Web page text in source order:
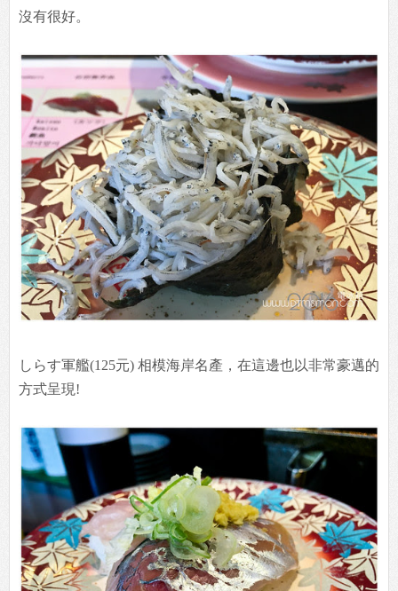
沒有很好。
しらす軍艦(125元) 相模海岸名產，在這邊也以非常豪邁的
方式呈現!